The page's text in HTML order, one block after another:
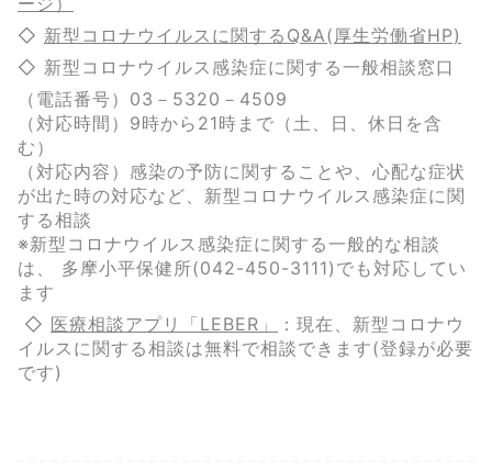
◇ 新型コロナウイルスに関するQ&A(厚生労働省HP)
◇ 新型コロナウイルス感染症に関する一般相談窓口
（電話番号）03－5320－4509
（対応時間）9時から21時まで（土、日、休日を含
む）
（対応内容）感染の予防に関することや、心配な症状
が出た時の対応など、新型コロナウイルス感染症に関
する相談
※新型コロナウイルス感染症に関する一般的な相談
は、 多摩小平保健所(042-450-3111)でも対応してい
ます
◇ 医療相談アプリ「LEBER」
：現在、新型コロナウ
イルスに関する相談は無料で相談できます(登録が必要
です)